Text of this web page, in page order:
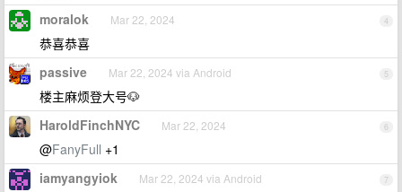
4
moralok Mar 22, 2024
恭喜恭喜
5
passive Mar 22, 2024 via Android
楼主麻烦登大号🐶
6
HaroldFinchNYC Mar 22, 2024
@FanyFull +1
7
iamyangyiok Mar 22, 2024 via Android